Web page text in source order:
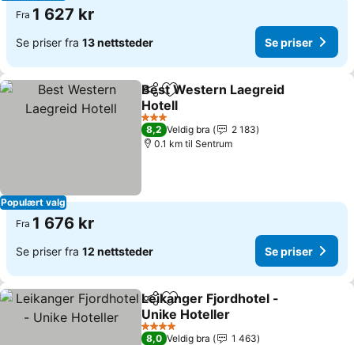
Fra 1 627 kr
Se priser fra 13 nettsteder Se priser
Populært valg
Del Legg til i favoritter
Best Western Laegreid
Hotell
Se priser
3 Stjerner
8,2 Veldig bra
2 183
0.1 km til Sentrum
Fra 1 676 kr
Se priser fra 12 nettsteder Se priser
Del Legg til i favoritter
Leikanger Fjordhotel -
Unike Hoteller
Se priser
4 Stjerner
8,0 Veldig bra
1 463